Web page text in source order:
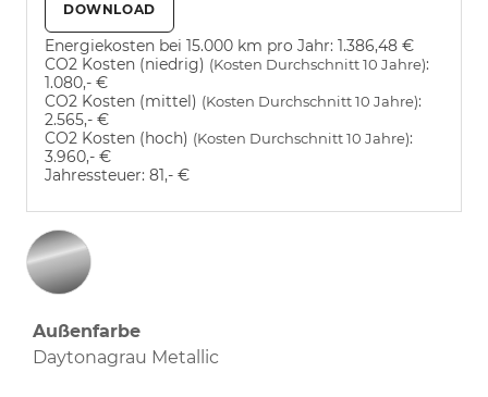
DOWNLOAD
Energiekosten bei 15.000 km pro Jahr: 1.386,48 €
CO2 Kosten (niedrig) (Kosten Durchschnitt 10 Jahre):
1.080,- €
CO2 Kosten (mittel) (Kosten Durchschnitt 10 Jahre):
2.565,- €
CO2 Kosten (hoch) (Kosten Durchschnitt 10 Jahre):
3.960,- €
Jahressteuer: 81,- €
Außenfarbe
Daytonagrau Metallic